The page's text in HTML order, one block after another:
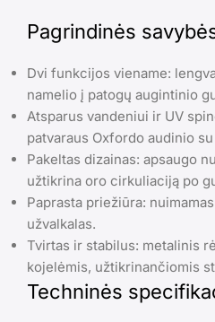
Pagrindinės
Dvi funkcijos viename:
namelio į patogų augintinio
Atsparus vandeniui ir UV
patvaraus Oxfordo audinio su
Pakeltas dizainas: apsaugo
užtikrina oro cirkuliaciją po
Paprasta priežiūra:
užvalkalas.
Tvirtas ir stabilus: metalinis
kojelėmis, užtikrinančiomis
Techninės